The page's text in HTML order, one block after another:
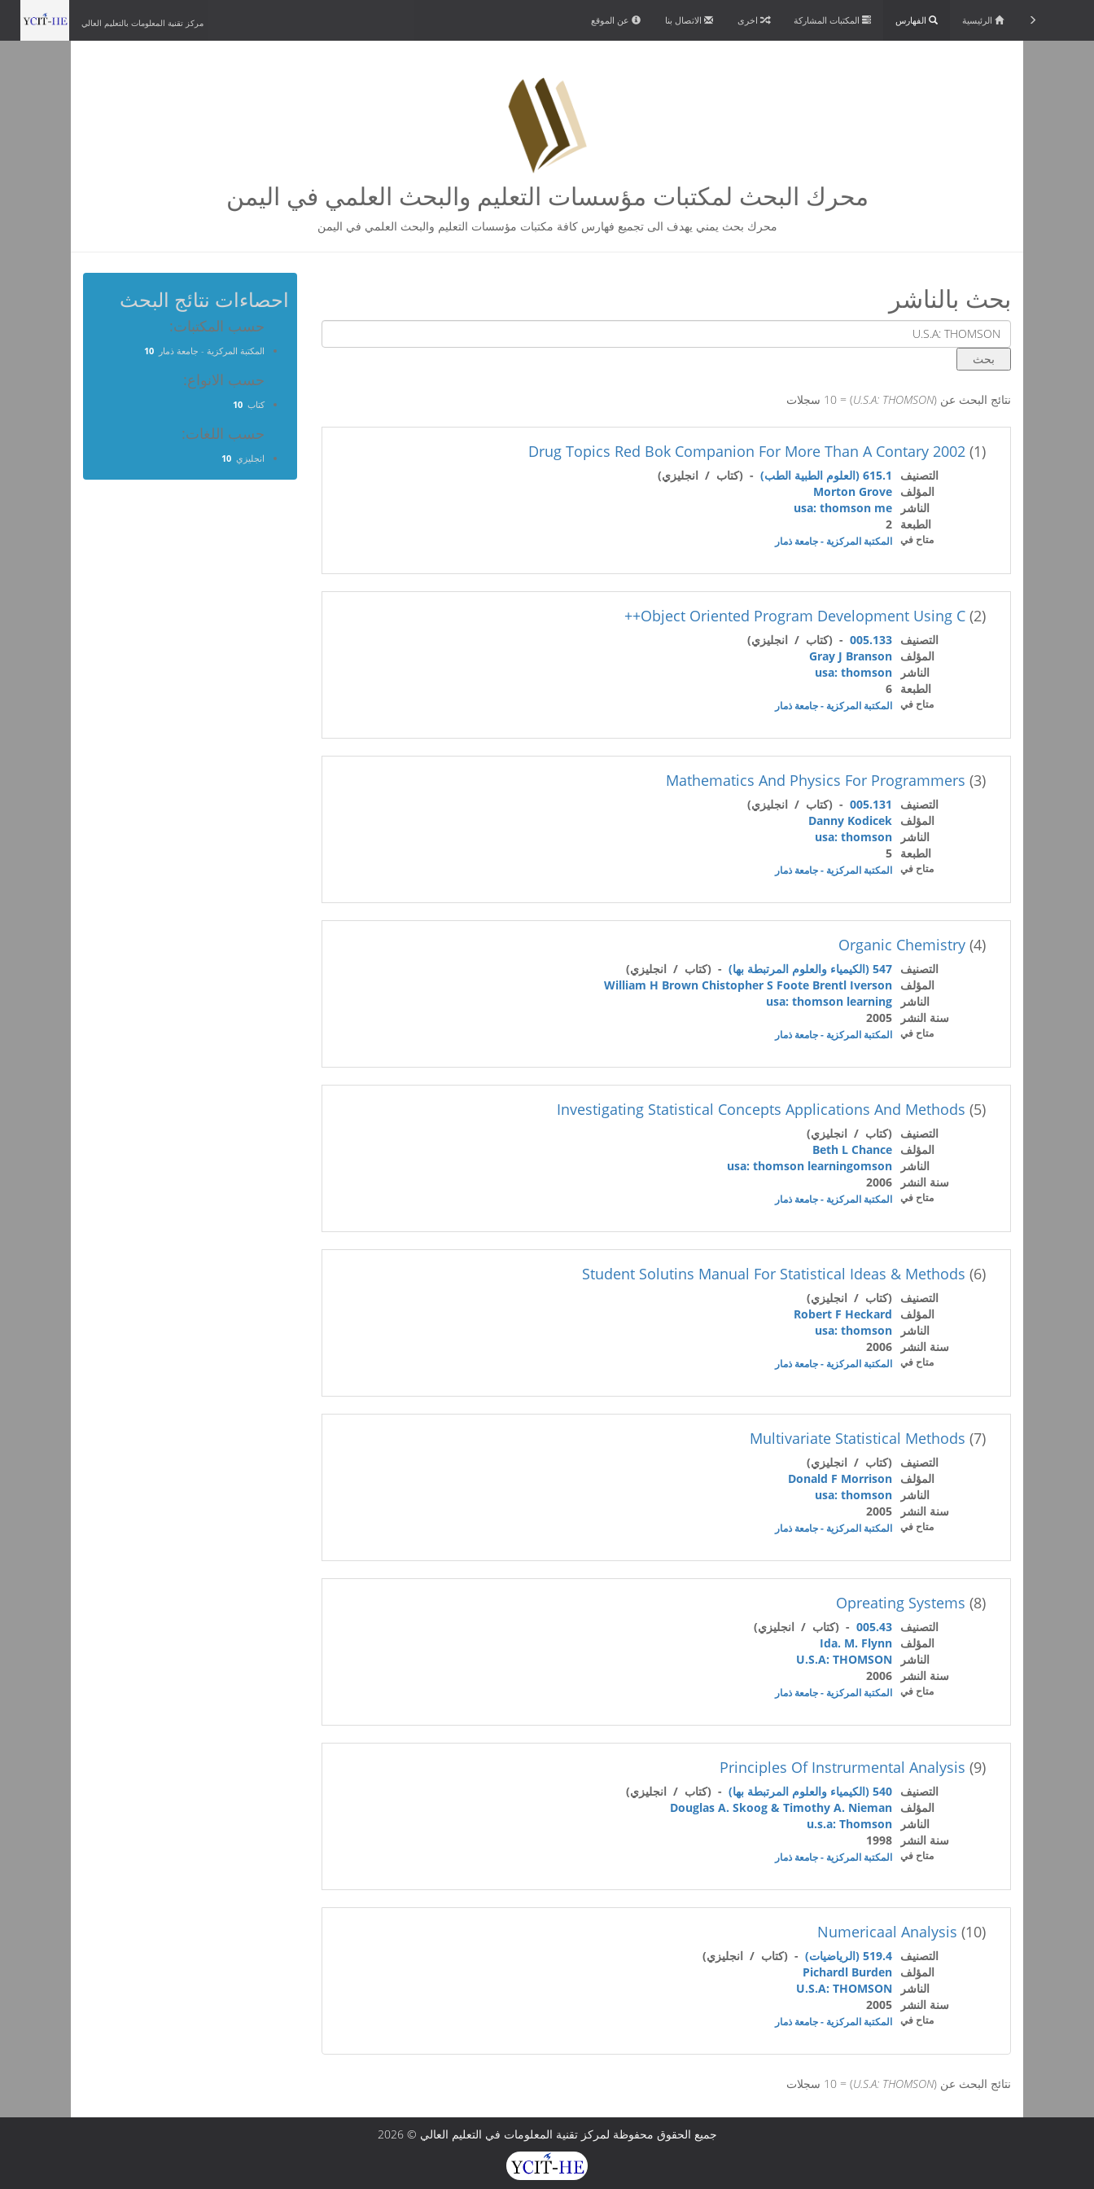
مركز تقنية المعلومات بالتعليم العالي عن الموقع الاتصال بنا اخرى المكتبات المشاركة الفهارس الرئيسية
محرك البحث لمكتبات مؤسسات التعليم والبحث العلمي في اليمن
محرك بحث يمني يهدف الى تجميع فهارس كافة مكتبات مؤسسات التعليم والبحث العلمي في اليمن
بحث بالناشر
نتائج البحث عن (U.S.A: THOMSON) = 10 سجلات
(1)
2002 Drug Topics Red Bok Companion For More Than A Contary
التصنيف 615.1 (العلوم الطبية الطب)
- (كتاب / انجليزي)
المؤلف Morton Grove
الناشر
usa: thomson me
الطبعة 2
متاح في المكتبة المركزية - جامعة ذمار
(2)
Object Oriented Program Development Using C++
التصنيف 005.133 - (كتاب / انجليزي)
المؤلف Gray J Branson
الناشر
usa: thomson
الطبعة 6
متاح في المكتبة المركزية - جامعة ذمار
(3)
Mathematics And Physics For Programmers
التصنيف 005.131 - (كتاب / انجليزي)
المؤلف Danny Kodicek
الناشر
usa: thomson
الطبعة 5
متاح في المكتبة المركزية - جامعة ذمار
(4)
Organic Chemistry
التصنيف 547 (الكيمياء والعلوم المرتبطة بها)
- (كتاب / انجليزي)
المؤلف William H Brown Chistopher S Foote Brentl Iverson
الناشر
usa: thomson learning
سنة النشر
2005
متاح في المكتبة المركزية - جامعة ذمار
(5)
Investigating Statistical Concepts Applications And Methods
التصنيف
(كتاب / انجليزي)
المؤلف Beth L Chance
الناشر
usa: thomson learningomson
سنة النشر
2006
متاح في المكتبة المركزية - جامعة ذمار
(6)
Student Solutins Manual For Statistical Ideas & Methods
التصنيف
(كتاب / انجليزي)
المؤلف
Robert F Heckard
الناشر
usa: thomson
سنة النشر
2006
متاح في المكتبة المركزية - جامعة ذمار
(7)
Multivariate Statistical Methods
التصنيف
(كتاب / انجليزي)
المؤلف Donald F Morrison
الناشر
usa: thomson
سنة النشر
2005
متاح في المكتبة المركزية - جامعة ذمار
(8)
Opreating Systems
التصنيف 005.43 - (كتاب / انجليزي)
المؤلف Ida. M. Flynn
الناشر
U.S.A: THOMSON
سنة النشر
2006
متاح في المكتبة المركزية - جامعة ذمار
(9)
Principles Of Instrurmental Analysis
التصنيف 540 (الكيمياء والعلوم المرتبطة بها)
- (كتاب / انجليزي)
المؤلف Douglas A. Skoog & Timothy A. Nieman
الناشر
u.s.a: Thomson
سنة النشر
1998
متاح في المكتبة المركزية - جامعة ذمار
(10)
Numericaal Analysis
التصنيف 519.4 (الرياضيات)
- (كتاب / انجليزي)
المؤلف Pichardl Burden
الناشر
U.S.A: THOMSON
سنة النشر
2005
متاح في المكتبة المركزية - جامعة ذمار
نتائج البحث عن (U.S.A: THOMSON) = 10 سجلات
احصاءات نتائج البحث
حسب المكتبات:
المكتبة المركزية - جامعة ذمار 10
حسب الانواع:
كتاب 10
حسب اللغات:
انجليزي 10
جميع الحقوق محفوظة لمركز تقنية المعلومات في التعليم العالي © 2026